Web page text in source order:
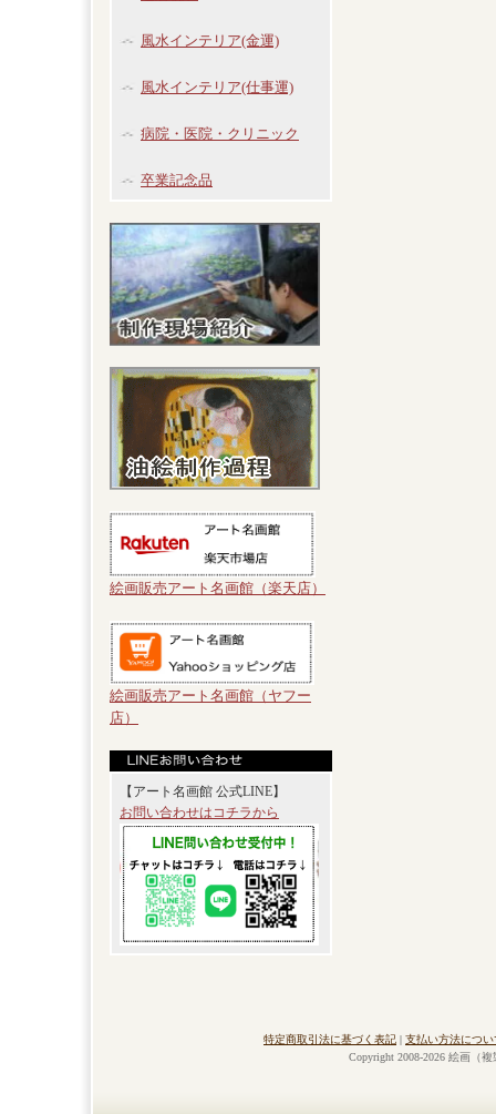
風水インテリア(金運)
風水インテリア(仕事運)
病院・医院・クリニック
卒業記念品
絵画販売アート名画館（楽天店）
絵画販売アート名画館（ヤフー
店）
【アート名画館 公式LINE】
お問い合わせはコチラから
特定商取引法に基づく表記 | 支払い方法につい
Copyright 2008-2026 絵画（